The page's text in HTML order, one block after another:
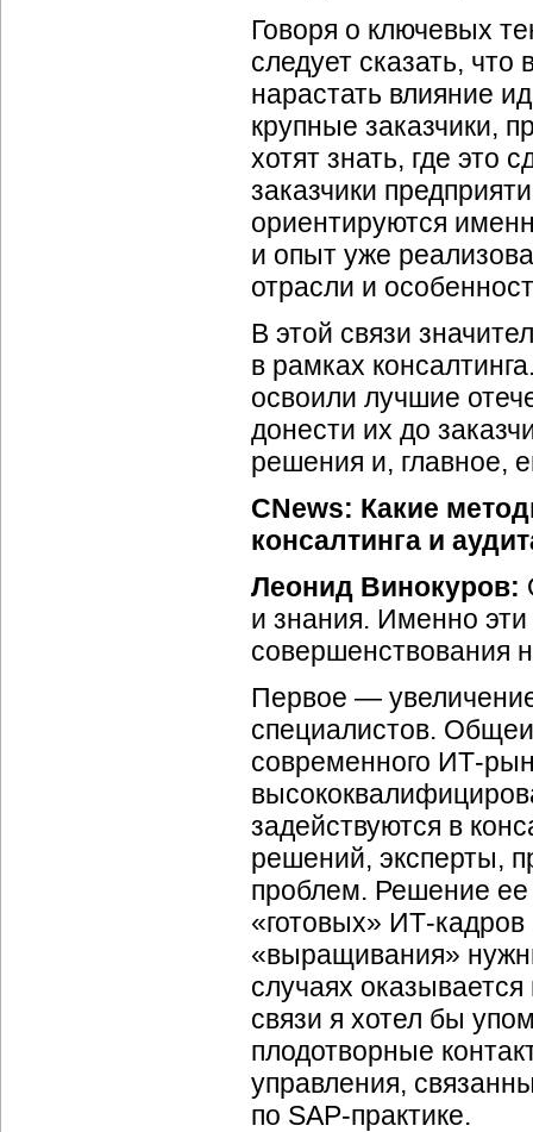
Говоря о ключевых
следует сказать,
нарастать влияние
крупные заказчики,
хотят знать, где это
заказчики
ориентируются
и опыт уже
отрасли и
В этой связи
в рамках
освоили лучшие
донести их до
решения и, главное,
CNews: Какие
консалтинга и
Леонид Винокуров:
и знания. Именно
совершенствования
Первое —
специалистов.
современного ИТ-
задействуются в
решений, эксперты,
проблем. Решение
«готовых» ИТ-кадров
«выращивания»
случаях
связи я хотел бы
плодотворные
управления,
по SAP-практике.